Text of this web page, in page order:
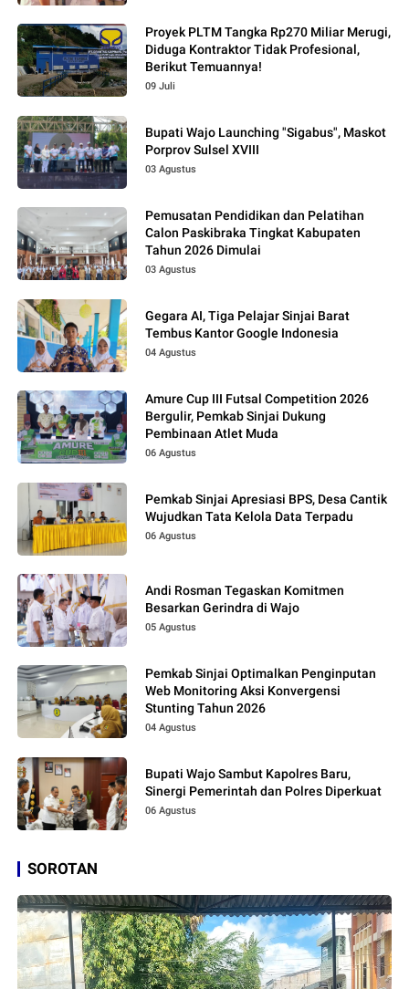
Proyek PLTM Tangka Rp270 Miliar Merugi,
Diduga Kontraktor Tidak Profesional,
Berikut Temuannya!
09 Juli
Bupati Wajo Launching "Sigabus", Maskot
Porprov Sulsel XVIII
03 Agustus
Pemusatan Pendidikan dan Pelatihan
Calon Paskibraka Tingkat Kabupaten
Tahun 2026 Dimulai
03 Agustus
Gegara AI, Tiga Pelajar Sinjai Barat
Tembus Kantor Google Indonesia
04 Agustus
Amure Cup III Futsal Competition 2026
Bergulir, Pemkab Sinjai Dukung
Pembinaan Atlet Muda
06 Agustus
Pemkab Sinjai Apresiasi BPS, Desa Cantik
Wujudkan Tata Kelola Data Terpadu
06 Agustus
Andi Rosman Tegaskan Komitmen
Besarkan Gerindra di Wajo
05 Agustus
Pemkab Sinjai Optimalkan Penginputan
Web Monitoring Aksi Konvergensi
Stunting Tahun 2026
04 Agustus
Bupati Wajo Sambut Kapolres Baru,
Sinergi Pemerintah dan Polres Diperkuat
06 Agustus
SOROTAN